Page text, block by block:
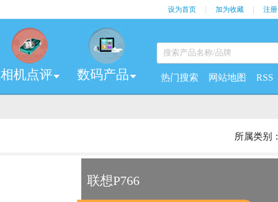
设为首页 加为收藏 注册
相机点评 数码产品 热门搜索 网站地图 RSS
所属类别：
联想P766